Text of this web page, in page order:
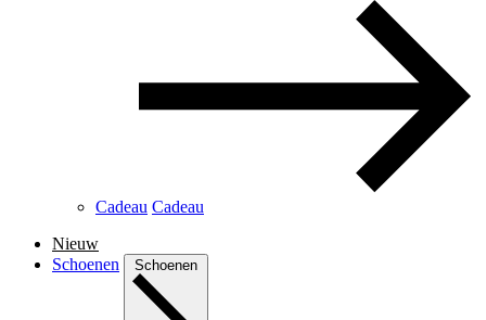
Cadeau Cadeau
Nieuw
Schoenen
Schoenen